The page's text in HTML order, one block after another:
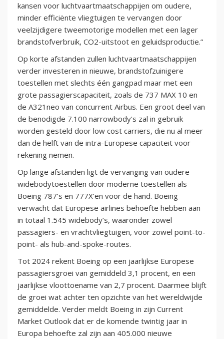
kansen voor luchtvaartmaatschappijen om oudere,
minder efficiënte vliegtuigen te vervangen door
veelzijdigere tweemotorige modellen met een lager
brandstofverbruik, CO2-uitstoot en geluidsproductie.”
Op korte afstanden zullen luchtvaartmaatschappijen
verder investeren in nieuwe, brandstofzuinigere
toestellen met slechts één gangpad maar met een
grote passagierscapaciteit, zoals de 737 MAX 10 en
de A321neo van concurrent Airbus. Een groot deel van
de benodigde 7.100 narrowbody's zal in gebruik
worden gesteld door low cost carriers, die nu al meer
dan de helft van de intra-Europese capaciteit voor
rekening nemen.
Op lange afstanden ligt de vervanging van oudere
widebodytoestellen door moderne toestellen als
Boeing 787’s en 777X’en voor de hand. Boeing
verwacht dat Europese airlines behoefte hebben aan
in totaal 1.545 widebody’s, waaronder zowel
passagiers- en vrachtvliegtuigen, voor zowel point-to-
point- als hub-and-spoke-routes.
Tot 2024 rekent Boeing op een jaarlijkse Europese
passagiersgroei van gemiddeld 3,1 procent, en een
jaarlijkse vloottoename van 2,7 procent. Daarmee blijft
de groei wat achter ten opzichte van het wereldwijde
gemiddelde. Verder meldt Boeing in zijn Current
Market Outlook dat er de komende twintig jaar in
Europa behoefte zal zijn aan 405.000 nieuwe